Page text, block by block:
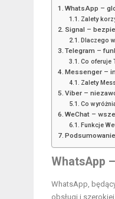
WhatsApp –
Zalety
Signal –
Dlaczego
Telegram –
Co oferuje
Messenger –
Zalety
Viber –
Co
WeChat –
Funkcje
Podsumowanie
WhatsApp
WhatsApp,
obsługi i